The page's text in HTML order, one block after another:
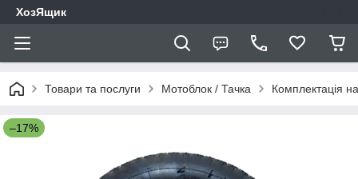
ХозЯщик
Товари та послуги Мотоблок / Тачка Комплектація
–17%